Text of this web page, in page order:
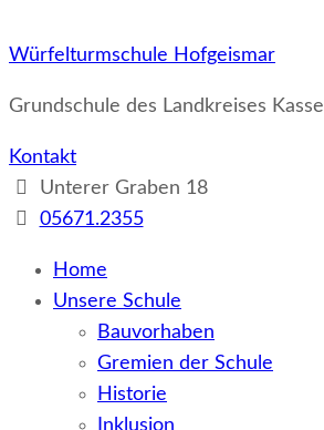
Würfelturmschule Hofgeismar
Grundschule des Landkreises Kassel
Kontakt
Unterer Graben 18
05671.2355
Home
Unsere Schule
Bauvorhaben
Gremien der Schule
Historie
Inklusion